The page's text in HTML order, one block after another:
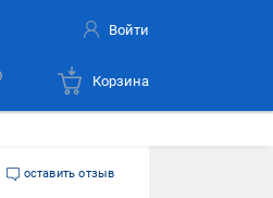
Войти
Корзина
оставить отзыв